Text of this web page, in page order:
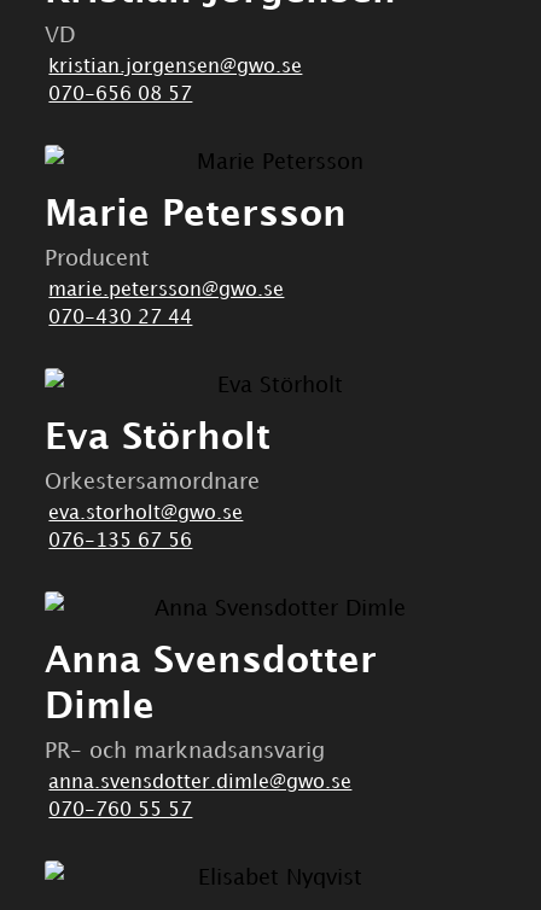
VD
kristian.jorgensen@gwo.se
070-656 08 57
Marie Petersson
Producent
marie.petersson@gwo.se
070-430 27 44
Eva Störholt
Orkestersamordnare
eva.storholt@gwo.se
076-135 67 56
Anna Svensdotter
Dimle
PR- och marknadsansvarig
anna.svensdotter.dimle@gwo.se
070-760 55 57